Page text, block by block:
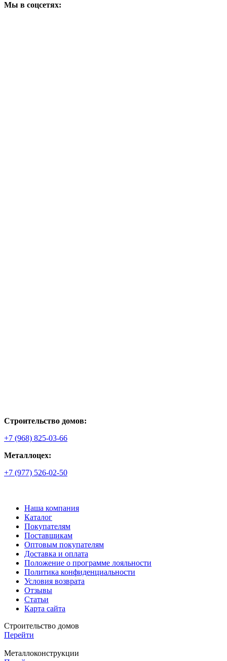
Мы в соцсетях:
Строительство домов:
+7 (968) 825-03-66
Металлоцех:
+7 (977) 526-02-50
Наша компания
Каталог
Покупателям
Поставщикам
Оптовым покупателям
Доставка и оплата
Положение о программе лояльности
Политика конфиденциальности
Условия возврата
Отзывы
Статьи
Карта сайта
Строительство домов
Перейти
Металлоконструкции